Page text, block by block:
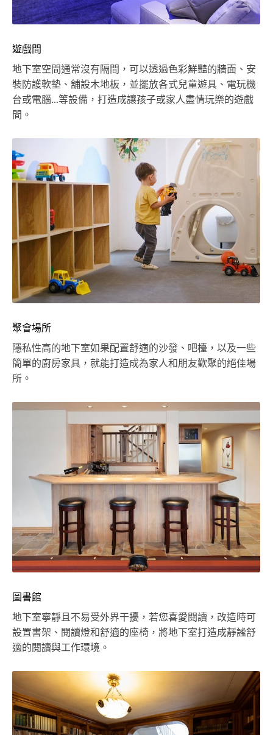
遊戲間
地下室空間通常沒有隔間，可以透過色彩鮮豔的牆面、安
裝防護軟墊、舖設木地板，並擺放各式兒童遊具、電玩機
台或電腦...等設備，打造成讓孩子或家人盡情玩樂的遊戲
間。
聚會場所
隱私性高的地下室如果配置舒適的沙發、吧檯，以及一些
簡單的廚房家具，就能打造成為家人和朋友歡聚的絕佳場
所。
圖書館
地下室寧靜且不易受外界干擾，若您喜愛閱讀，改造時可
設置書架、閱讀燈和舒適的座椅，將地下室打造成靜謐舒
適的閱讀與工作環境。